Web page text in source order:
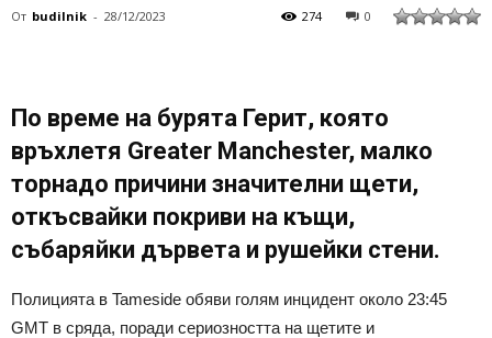
От budilnik - 28/12/2023 0
274
По време на бурята Герит, която
връхлетя Greater Manchester, малко
торнадо причини значителни щети,
откъсвайки покриви на къщи,
събаряйки дървета и рушейки стени.
Полицията в Tameside обяви голям инцидент около 23:45
GMT в сряда, поради сериозността на щетите и